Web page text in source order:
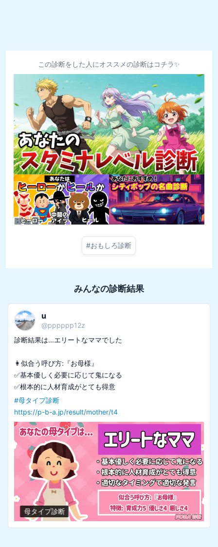
この診断をした人にオススメの診断はコチラ✨
#おもしろ診断
みんなの診断結果
u
@pppppp12z
診断結果は...エリートなママでした
👩似合う呼び方:『お母様』
✅基本優しく必要に応じて鬼になる
✅根本的に人材育成がとても得意
#母タイプ診断
https://p-b-a.jp/result/mother/t4
母タイプ診断